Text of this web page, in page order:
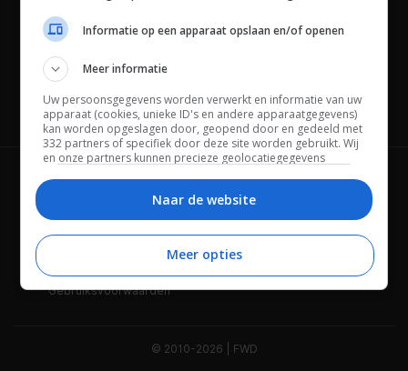
Channels
Wie is FWD Privacybeleid
Adverteren Contact
Gebruiksvoorwaarden
© 2010-2026 | FWD
Informatie op een apparaat opslaan en/of openen
Meer informatie
Uw persoonsgegevens worden verwerkt en informatie van uw
apparaat (cookies, unieke ID's en andere apparaatgegevens)
kan worden opgeslagen door, geopend door en gedeeld met
332 partners of specifiek door deze site worden gebruikt. Wij
en onze partners kunnen precieze geolocatiegegevens
Bepaalde leveranciers kunnen uw persoonsgegevens
beheren. Zoek onderaan deze pagina of in het sitemenu naar
een link om uw toestemming te beheren of in te trekken via de
privacy- en cookie-instellingen.
Naar de website
Meer opties